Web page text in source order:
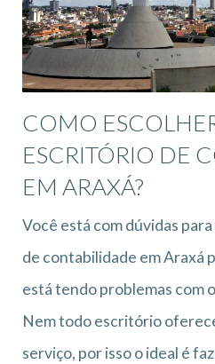
COMO
ESCRITÓRIO DE
EM ARAXÁ?
Você está com dúvidas
de contabilidade em Araxá
está tendo problemas com
Nem todo escritório
serviço, por isso o ideal é